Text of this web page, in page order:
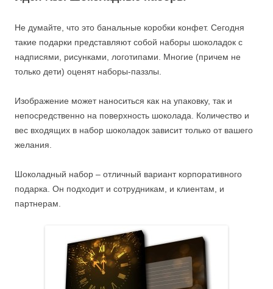
Не думайте, что это банальные коробки конфет. Сегодня
такие подарки представляют собой наборы шоколадок с
надписями, рисунками, логотипами. Многие (причем не
только дети) оценят наборы-паззлы.
Изображение может наноситься как на упаковку, так и
непосредственно на поверхность шоколада. Количество и
вес входящих в набор шоколадок зависит только от вашего
желания.
Шоколадный набор – отличный вариант корпоративного
подарка. Он подходит и сотрудникам, и клиентам, и
партнерам.